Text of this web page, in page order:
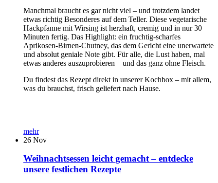
Manchmal braucht es gar nicht viel – und trotzdem landet
etwas richtig Besonderes auf dem Teller. Diese vegetarische
Hackpfanne mit Wirsing ist herzhaft, cremig und in nur 30
Minuten fertig. Das Highlight: ein fruchtig-scharfes
Aprikosen-Birnen-Chutney, das dem Gericht eine unerwartete
und absolut geniale Note gibt. Für alle, die Lust haben, mal
etwas anderes auszuprobieren – und das ganz ohne Fleisch.
Du findest das Rezept direkt in unserer Kochbox – mit allem,
was du brauchst, frisch geliefert nach Hause.
mehr
26 Nov
Weihnachtsessen leicht gemacht – entdecke
unsere festlichen Rezepte